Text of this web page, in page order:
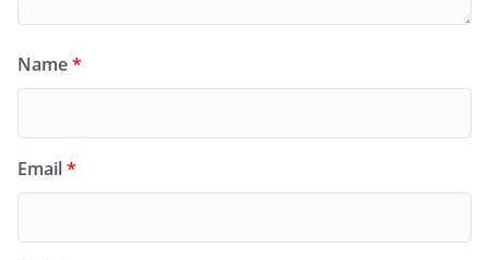
Name*
Email*